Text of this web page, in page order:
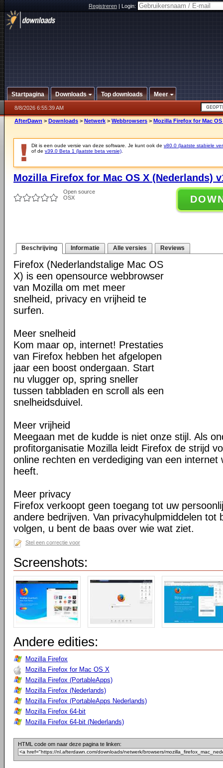
Registreren|Login:
Startpagina Downloads Top downloads Meer
8/8/2026 6:55:39 AM
AfterDawn > Downloads > Netwerk > Webbrowsers > Mozilla Firefox for Mac
Dit is een oude versie van deze software. Je kunt ook de v80.0 (laatste stabiele
of de v39.0 Beta 1 (laatste beta versie)
Mozilla Firefox for Mac OS X (Nederlands)
Open source
OSX
Beschrijving Informatie Alle versies Reviews
Firefox (Nederlandstalige Mac OS
X) is een opensource webbrowser
van Mozilla om met meer
snelheid, privacy en vrijheid te
surfen.
Meer snelheid
Kom maar op, internet! Prestaties
van Firefox hebben het afgelopen
jaar een boost ondergaan. Start
nu vlugger op, spring sneller
tussen tabbladen en scroll als een
snelheidsduivel.
Meer vrijheid
Meegaan met de kudde is niet onze stijl. Als
profitorganisatie Mozilla leidt Firefox de strijd
online rechten en verdediging van een internet
heeft.
Meer privacy
Firefox verkoopt geen toegang tot uw
andere bedrijven. Van privacyhulpmiddelen tot
volgen, u bent de baas over wie wat ziet.
Stel een correctie voor
Screenshots:
Andere edities:
Mozilla Firefox
Mozilla Firefox for Mac OS X
Mozilla Firefox (PortableApps)
Mozilla Firefox (Nederlands)
Mozilla Firefox (PortableApps Nederlands)
Mozilla Firefox 64-bit
Mozilla Firefox 64-bit (Nederlands)
HTML code om naar deze pagina te linken: